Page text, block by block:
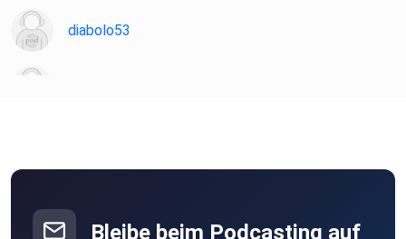
diabolo53
Obernburg am Main
Bleibe beim Podcasting auf